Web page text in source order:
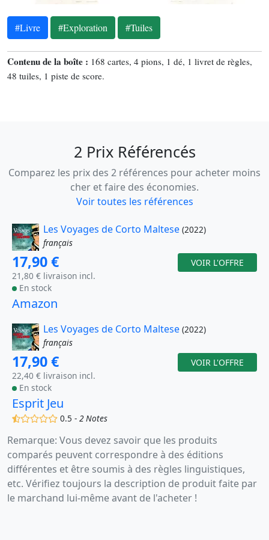
#Livre #Exploration #Tuiles
Contenu de la boîte : 168 cartes, 4 pions, 1 dé, 1 livret de règles,
48 tuiles, 1 piste de score.
2 Prix Référencés
Comparez les prix des 2 références pour acheter moins
cher et faire des économies.
Voir toutes les références
Les Voyages de Corto Maltese (2022)
français
17,90 €
21,80 € livraison incl.
En stock
VOIR L'OFFRE
Amazon
Les Voyages de Corto Maltese (2022)
français
17,90 €
22,40 € livraison incl.
En stock
VOIR L'OFFRE
Esprit Jeu
(,)() () () ()
0.5 - 2 Notes
Remarque: Vous devez savoir que les produits
comparés peuvent correspondre à des éditions
différentes et être soumis à des règles linguistiques,
etc. Vérifiez toujours la description de produit faite par
le marchand lui-même avant de l'acheter !